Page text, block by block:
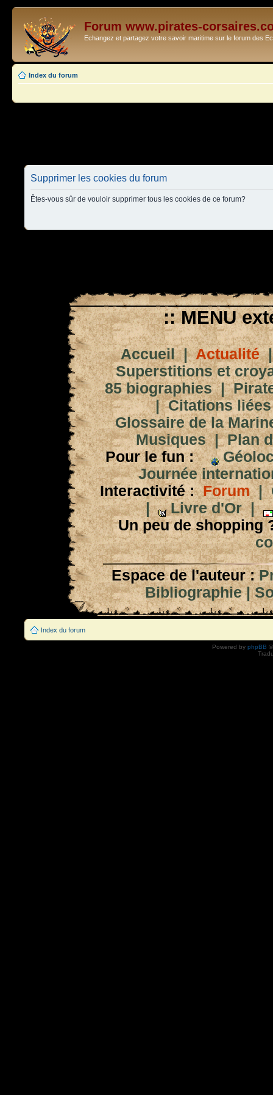
Forum www.pirates-
Echangez et partagez votre savoir maritime sur le forum des
Index du forum
Supprimer les cookies du forum
Êtes-vous sûr de vouloir supprimer tous les cookies de ce forum?
:: MENU
Accueil|Actualité
Superstitions et
85 biographies|
|Citations
Glossaire de la
Musiques|Plan
Pour le fun :
Journée
Interactivité : Forum|
|
Livre d'Or|
Un peu de shopping
Espace de l'auteur :
Bibliographie|
Index du forum
Powered by phpBB